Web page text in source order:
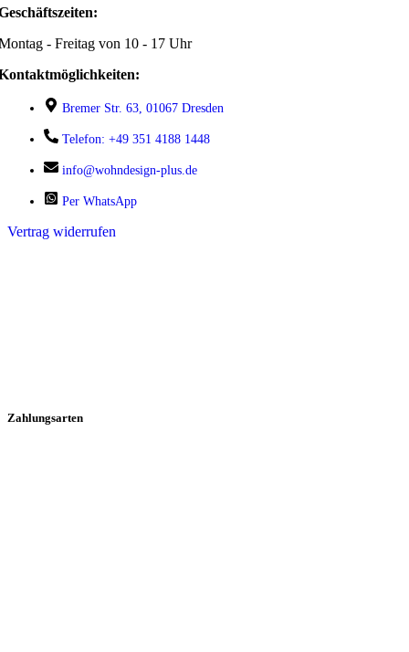
- Freitag von 10 - 17 Uhr
Bremer Str. 63, 01067 Dresden
Telefon: +49 351 4188 1448
info@wohndesign-plus.de
Per WhatsApp
Vertrag widerrufen
Zahlungsarten